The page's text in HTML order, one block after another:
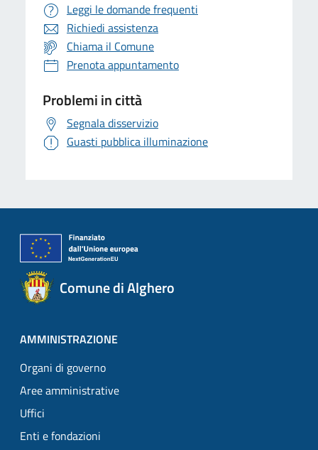
Leggi le domande frequenti
Richiedi assistenza
Chiama il Comune
Prenota appuntamento
Problemi in città
Segnala disservizio
Guasti pubblica illuminazione
Comune di Alghero
AMMINISTRAZIONE
Organi di governo
Aree amministrative
Uffici
Enti e fondazioni